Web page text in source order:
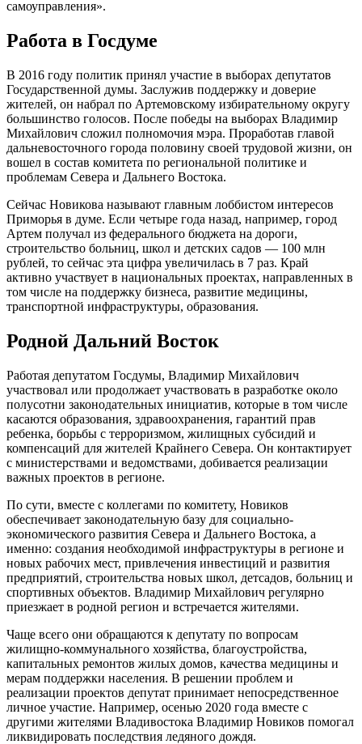
самоуправления».
Работа в Госдуме
В 2016 году политик принял участие в выборах депутатов
Государственной думы. Заслужив поддержку и доверие
жителей, он набрал по Артемовскому избирательному округу
большинство голосов. После победы на выборах Владимир
Михайлович сложил полномочия мэра. Проработав главой
дальневосточного города половину своей трудовой жизни, он
вошел в состав комитета по региональной политике и
проблемам Севера и Дальнего Востока.
Сейчас Новикова называют главным лоббистом интересов
Приморья в думе. Если четыре года назад, например, город
Артем получал из федерального бюджета на дороги,
строительство больниц, школ и детских садов — 100 млн
рублей, то сейчас эта цифра увеличилась в 7 раз. Край
активно участвует в национальных проектах, направленных в
том числе на поддержку бизнеса, развитие медицины,
транспортной инфраструктуры, образования.
Родной Дальний Восток
Работая депутатом Госдумы, Владимир Михайлович
участвовал или продолжает участвовать в разработке около
полусотни законодательных инициатив, которые в том числе
касаются образования, здравоохранения, гарантий прав
ребенка, борьбы с терроризмом, жилищных субсидий и
компенсаций для жителей Крайнего Севера. Он контактирует
с министерствами и ведомствами, добивается реализации
важных проектов в регионе.
По сути, вместе с коллегами по комитету, Новиков
обеспечивает законодательную базу для социально-
экономического развития Севера и Дальнего Востока, а
именно: создания необходимой инфраструктуры в регионе и
новых рабочих мест, привлечения инвестиций и развития
предприятий, строительства новых школ, детсадов, больниц и
спортивных объектов. Владимир Михайлович регулярно
приезжает в родной регион и встречается жителями.
Чаще всего они обращаются к депутату по вопросам
жилищно-коммунального хозяйства, благоустройства,
капитальных ремонтов жилых домов, качества медицины и
мерам поддержки населения. В решении проблем и
реализации проектов депутат принимает непосредственное
личное участие. Например, осенью 2020 года вместе с
другими жителями Владивостока Владимир Новиков помогал
ликвидировать последствия ледяного дождя.